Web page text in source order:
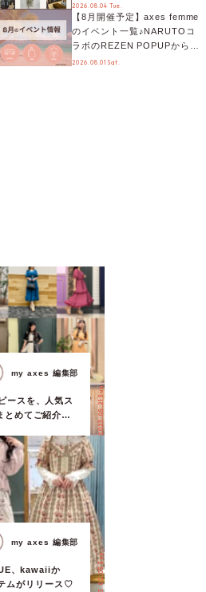
ースを、人気ス
とめてご紹介
2023.05.21 Sun.
my axes 編集部
、kawaiiか
ムがリリース♡
2023.02.05 Sun.
my axes 編集部
デート！活用するとポイント
が手に入る◎
2026.08.04 Tue.
【8月開催予定】axes femme
のイベント一覧♪NARUTOコ
ラボのREZEN POPUPから、
プチYour Stage.、ティーパー
2026.08.01 Sat.